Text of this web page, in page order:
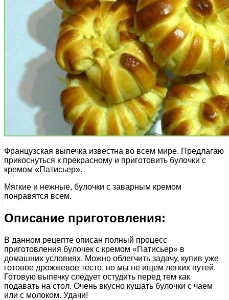
Французская выпечка известна во всем мире. Предлагаю
прикоснуться к прекрасному и приготовить булочки с
кремом «Патисьер».
Мягкие и нежные, булочки с заварным кремом
понравятся всем.
Описание приготовления:
В данном рецепте описан полный процесс
приготовления булочек с кремом «Патисьер» в
домашних условиях. Можно облегчить задачу, купив уже
готовое дрожжевое тесто, но мы не ищем легких путей.
Готовую выпечку следует остудить перед тем как
подавать на стол. Очень вкусно кушать булочки с чаем
или с молоком. Удачи!